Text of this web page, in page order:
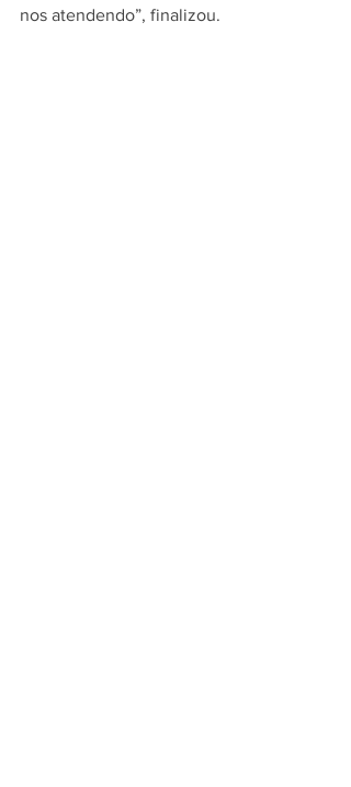
nos atendendo”, finalizou.